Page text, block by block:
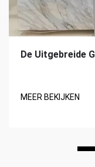
De Uitgebreide
MEER BEKIJKEN